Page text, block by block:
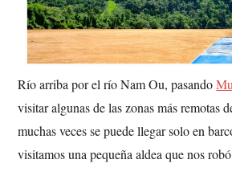
Río arriba por el río Nam Ou, pasando
visitar algunas de las zonas más remotas
muchas veces se puede llegar solo en
visitamos una pequeña aldea que nos